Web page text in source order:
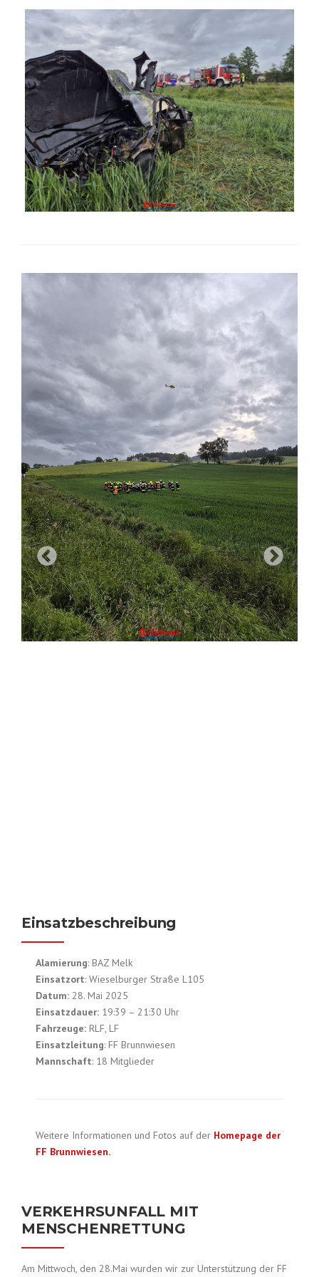
Einsatzbeschreibung
Alamierung: BAZ Melk
Einsatzort: Wieselburger Straße L105
Datum: 28. Mai 2025
Einsatzdauer: 19:39 – 21:30 Uhr
Fahrzeuge: RLF, LF
Einsatzleitung: FF Brunnwiesen
Mannschaft: 18 Mitglieder
Weitere Informationen und Fotos auf der Homepage der
FF Brunnwiesen.
VERKEHRSUNFALL MIT
MENSCHENRETTUNG
Am Mittwoch, den 28.Mai wurden wir zur Unterstützung der FF